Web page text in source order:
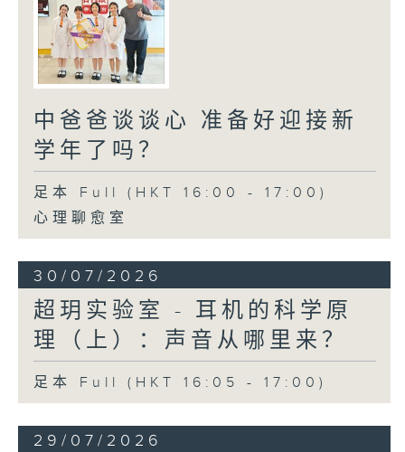
中爸爸谈谈心 准备好迎接新
学年了吗？
足本 Full (HKT 16:00 - 17:00)
心理聊愈室
30/07/2026
超玥实验室 - 耳机的科学原
理（上）：声音从哪里来？
足本 Full (HKT 16:05 - 17:00)
29/07/2026